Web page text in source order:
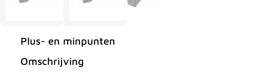
Plus- en minpunten
Omschrijving